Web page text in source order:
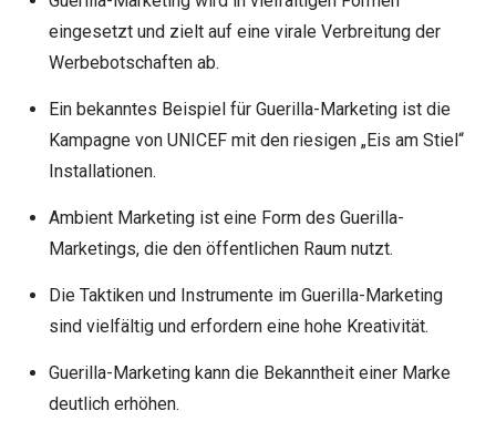
eingesetzt und zielt auf eine virale Verbreitung der
Werbebotschaften ab.
Ein bekanntes Beispiel für Guerilla-Marketing ist die
Kampagne von UNICEF mit den riesigen „Eis am Stiel“
Installationen.
Ambient Marketing ist eine Form des Guerilla-
Marketings, die den öffentlichen Raum nutzt.
Die Taktiken und Instrumente im Guerilla-Marketing
sind vielfältig und erfordern eine hohe Kreativität.
Guerilla-Marketing kann die Bekanntheit einer Marke
deutlich erhöhen.